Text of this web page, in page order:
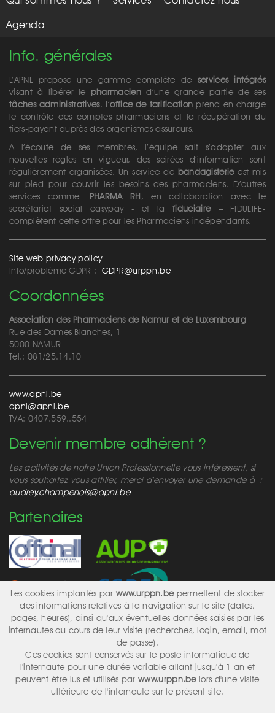
Agenda
Info. générales
L’APNL propose une gamme complète de services intégrés
visant à libérer le pharmacien d’une grande partie de ses
tâches administratives. L’office de tarification prend en charge
le contrôle des comptes pharmaciens et la récupération du
tiers-payant auprès des organismes assureurs.
A l’écoute de ses membres, l’équipe sait s’adapter aux
nouvelles règles en vigueur, des soirées d’information sont
régulièrement organisées. Un service de bandagisterieest mis
sur pied pour couvrir les besoins des pharmaciens. D’autres
services comme PHARMA RH, en collaboration avec le
secrétariat social easypay - et lafiduciaire– FIDULIFE-
complètent cette offre pour les Pharmaciens indépendants.
Site web privacy policy
Info/problème GDPR : GDPR@urppn.be
Coordonnées
Association des Pharmaciens de Namur et de Luxembourg
Rue des Dames Blanches, 1
5000 NAMUR
Tél.: 081/25.14.10
www.apnl.be
apnl@apnl.be
TVA: 0407.559..554
Devenir membre adhérent ?
Les activités de notre Union Professionnelle vous intéressent, si
vous souhaitez vous affilier, merci d’envoyer une demande à :
audrey.champenois@apnl.be
Partenaires
Réseaux sociaux
Les cookies implantés par www.urppn.be permettent de stocker
des informations relatives à la navigation sur le site (dates,
pages, heures), ainsi qu'aux éventuelles données saisies par les
internautes au cours de leur visite (recherches, login, email, mot
de passe).
Ces cookies sont conservés sur le poste informatique de
l'internaute pour une durée variable allant jusqu'à 1 an et
peuvent être lus et utilisés par www.urppn.belors d'une visite
ultérieure de l'internaute sur le présent site.